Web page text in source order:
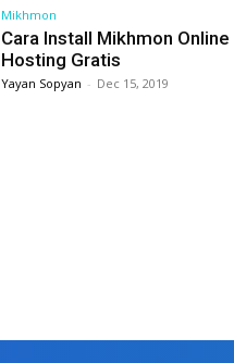
Mikhmon
Cara Install Mikhmon Online
Hosting Gratis
Yayan Sopyan - Dec 15, 2019